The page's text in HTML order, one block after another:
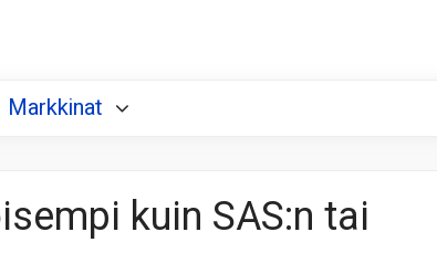
Markkinat
kuin SAS:n tai